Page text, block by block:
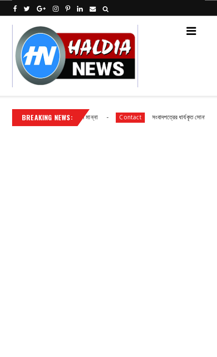
BREAKING NEWS:
বোর্ড গঠন, প্রধান পদে মদন মান্না Contact সংবাদপত্রের ধার্যকৃত সোনা ও রুপার